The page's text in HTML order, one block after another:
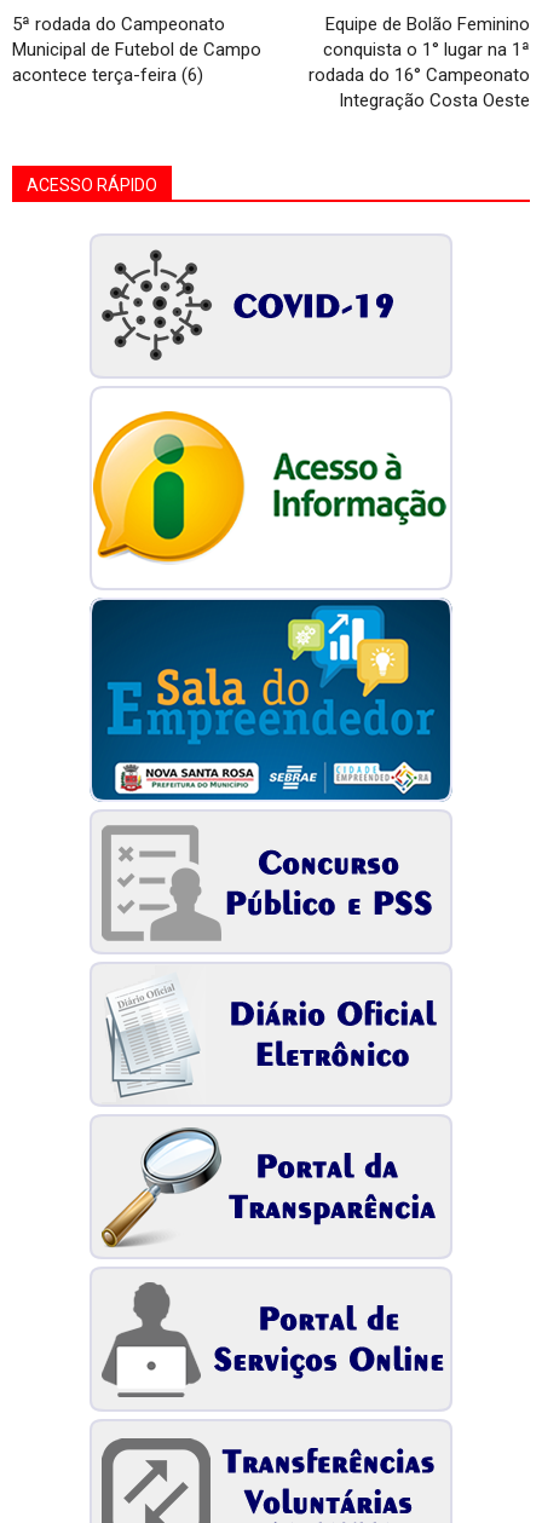
5ª rodada do Campeonato
Municipal de Futebol de Campo
acontece terça-feira (6)
Equipe de Bolão Feminino
conquista o 1° lugar na 1ª
rodada do 16° Campeonato
Integração Costa Oeste
ACESSO RÁPIDO